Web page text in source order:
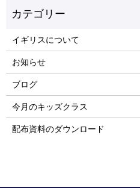
イギリスについて
お知らせ
ブログ
今月のキッズクラス
配布資料のダウンロード